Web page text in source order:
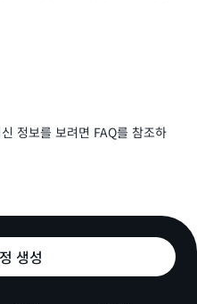
정보를 보려면 FAQ를 참조하
생성